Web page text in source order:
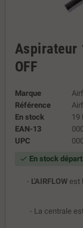
Aspirateur
OFF
Marque
Référence
En stock
19
EAN-13
UPC
check En stock
- L'AIRFLOW est
- La centrale